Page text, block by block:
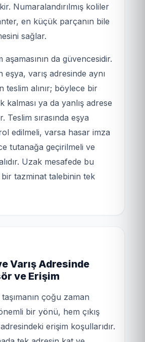
Numaralandırılmış koliler
en küçük parçanın bile
sağlar.
aşamasının da güvencesidir.
eşya, varış adresinde aynı
teslim alınır; böylece bir
kalması ya da yanlış adrese
Teslim sırasında eşya
edilmeli, varsa hasar imza
tutanağa geçirilmeli ve
Uzak mesafede bu
bir tazminat talebinin tek
Varış Adresinde
ve Erişim
çoğu zaman
bir yönü, hem çıkış
erişim koşullarıdır.